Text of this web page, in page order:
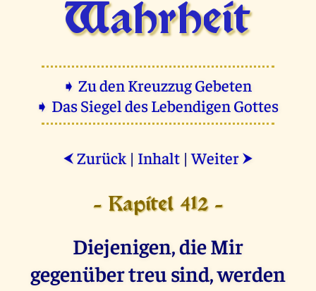
Wahrheit
➧ Zu den Kreuzzug Gebeten
➧ Das Siegel des Lebendigen Gottes
⮜ Zurück | Inhalt |Weiter ⮞
- Kapitel 412 -
Diejenigen, die Mir
gegenüber treu sind, werden